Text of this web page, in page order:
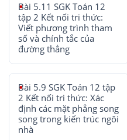
Bài 5.11 SGK Toán 12
tập 2 Kết nối tri thức:
Viết phương trình tham
số và chính tắc của
đường thẳng
Bài 5.9 SGK Toán 12 tập
2 Kết nối tri thức: Xác
định các mặt phẳng song
song trong kiến trúc ngôi
nhà